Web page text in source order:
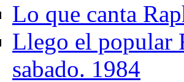
Lo que canta
Llego el popular
sabado. 1984